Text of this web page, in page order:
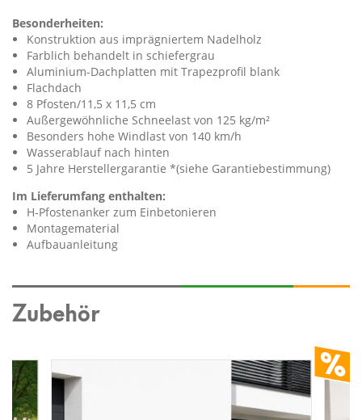
Besonderheiten:
Konstruktion aus imprägniertem Nadelholz
Farblich behandelt in schiefergrau
Aluminium-Dachplatten mit Trapezprofil blank
Flachdach
8 Pfosten/11,5 x 11,5 cm
Außergewöhnliche Schneelast von 125 kg/m²
Besonders hohe Windlast von 140 km/h
Wasserablauf nach hinten
5 Jahre Herstellergarantie *(siehe Garantiebestimmung)
Im Lieferumfang enthalten:
H-Pfostenanker zum Einbetonieren
Montagematerial
Aufbauanleitung
Zubehör